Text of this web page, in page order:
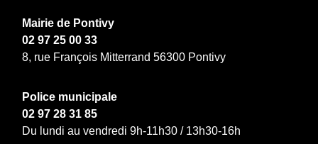
Mairie de Pontivy
02 97 25 00 33
8, rue François Mitterrand 56300 Pontivy
Police municipale
02 97 28 31 85
Du lundi au vendredi 9h-11h30 / 13h30-16h